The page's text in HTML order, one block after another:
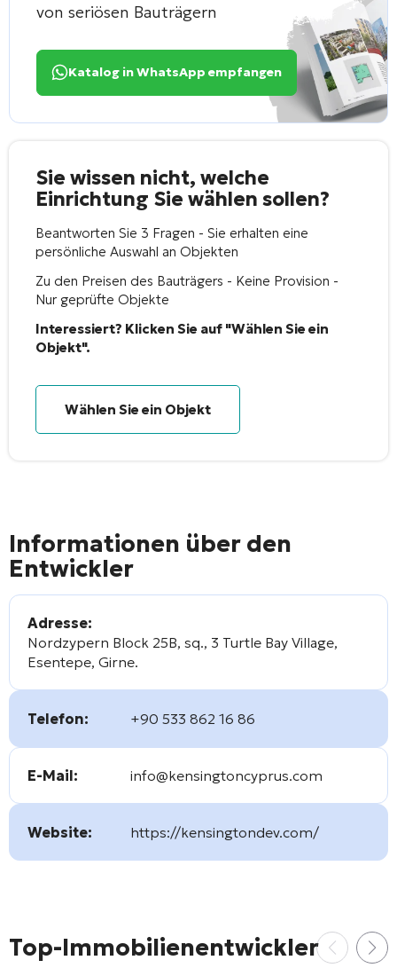
von seriösen Bauträgern
Katalog in WhatsApp empfangen
Sie wissen nicht, welche
Einrichtung Sie wählen sollen?
Beantworten Sie 3 Fragen - Sie erhalten eine
persönliche Auswahl an Objekten
Zu den Preisen des Bauträgers - Keine Provision -
Nur geprüfte Objekte
Interessiert? Klicken Sie auf "Wählen Sie ein
Objekt".
Wählen Sie ein Objekt
Informationen über den
Entwickler
Adresse:
Nordzypern Block 25B, sq., 3 Turtle Bay Village,
Esentepe, Girne.
Telefon: +90 533 862 16 86
E-Mail: info@kensingtoncyprus.com
Website: https://kensingtondev.com/
Top-Immobilienentwickler